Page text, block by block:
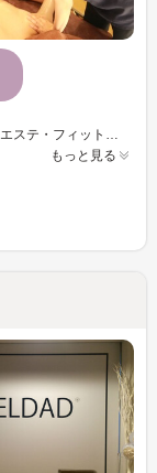
もっと見る